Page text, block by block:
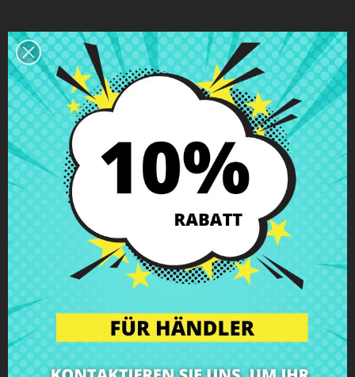
Beschreibung
Produkt Details
Klassen
Bewertungen
Scharnier rechts HP Pavilion dv7-
4010 dv7-4030
mit Schrauben